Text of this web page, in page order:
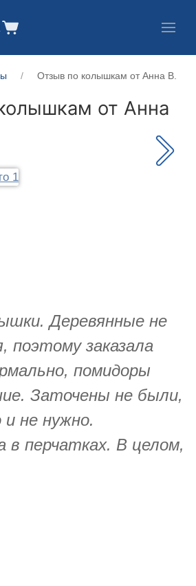
Отзыв по колышкам от Анна В.
от Анна
Деревянные не
поэтому заказала
помидоры
Заточены не были,
не нужно.
в перчатках. В целом,